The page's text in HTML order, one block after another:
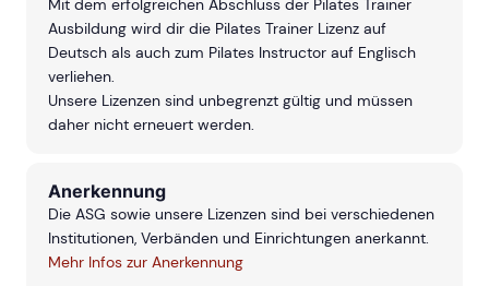
Mit dem erfolgreichen Abschluss der Pilates Trainer
Ausbildung wird dir die Pilates Trainer Lizenz auf
Deutsch als auch zum Pilates Instructor auf Englisch
verliehen.
Unsere Lizenzen sind unbegrenzt gültig und müssen
daher nicht erneuert werden.
Anerkennung
Die ASG sowie unsere Lizenzen sind bei verschiedenen
Institutionen, Verbänden und Einrichtungen anerkannt.
Mehr Infos zur Anerkennung